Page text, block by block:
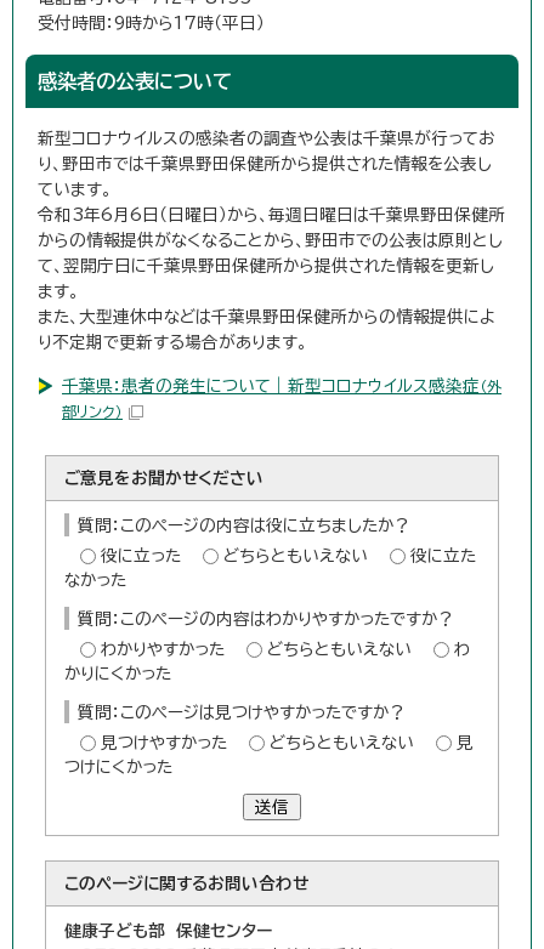
受付時間：9時から17時（平日）
感染者の公表について
新型コロナウイルスの感染者の調査や公表は千葉県が行ってお
り、野田市では千葉県野田保健所から提供された情報を公表し
ています。
令和3年6月6日（日曜日）から、毎週日曜日は千葉県野田保健所
からの情報提供がなくなることから、野田市での公表は原則とし
て、翌開庁日に千葉県野田保健所から提供された情報を更新し
ます。
また、大型連休中などは千葉県野田保健所からの情報提供によ
り不定期で更新する場合があります。
千葉県：患者の発生について｜新型コロナウイルス感染症 （外
部リンク）
ご意見をお聞かせください
質問：このページの内容は役に立ちましたか？
役に立った
どちらともいえない
役に立た
なかった
質問：このページの内容はわかりやすかったですか？
わかりやすかった
どちらともいえない
わ
かりにくかった
質問：このページは見つけやすかったですか？
見つけやすかった
どちらともいえない
見
つけにくかった
送信
このページに関するお問い合わせ
健康子ども部 保健センター